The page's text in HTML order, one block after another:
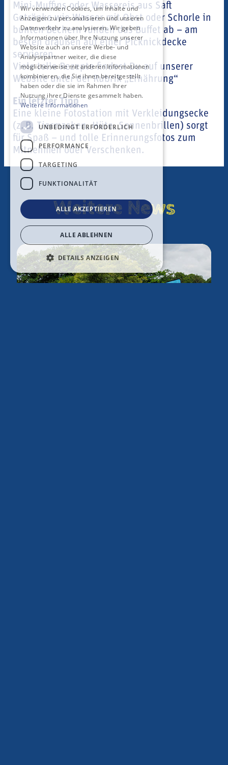
Mini-Muffins oder Wassereis aus Saft
Getränke wie Wasser mit Obst oder Schorle in
bunten Bechern runden das Buffet ab – am
besten draußen auf einer Picknickdecke
servieren.
Viele tolle Rezepte findest Du auf unserer
Website unter der Rubrik „Ernährung“
Ein letzter Tipp
Eine kleine Fotostation mit Verkleidungsecke
(z. B. Tiermasken, Hüte, Sonnenbrillen) sorgt
für Spaß – und tolle Erinnerungsfotos zum
Mitnehmen oder Verschenken.
Weitere News
Wir verwenden Cookies, um Inhalte und
Anzeigen zu personalisieren und unseren
Datenverkehr zu analysieren. Wir geben
Informationen über Ihre Nutzung unserer
Website auch an unsere Werbe- und
Analysepartner weiter, die diese
möglicherweise mit anderen Informationen
kombinieren, die Sie ihnen bereitgestellt
haben oder die sie im Rahmen Ihrer
Nutzung ihrer Dienste gesammelt haben.
Weitere Informationen
UNBEDINGT ERFORDERLICH
PERFORMANCE
TARGETING
FUNKTIONALITÄT
ALLE AKZEPTIEREN
ALLE ABLEHNEN
DETAILS ANZEIGEN